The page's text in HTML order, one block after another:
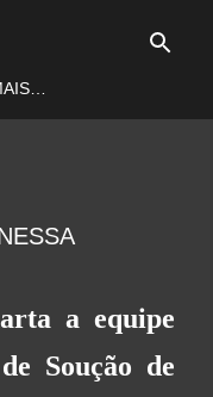
a equipe
Soução de